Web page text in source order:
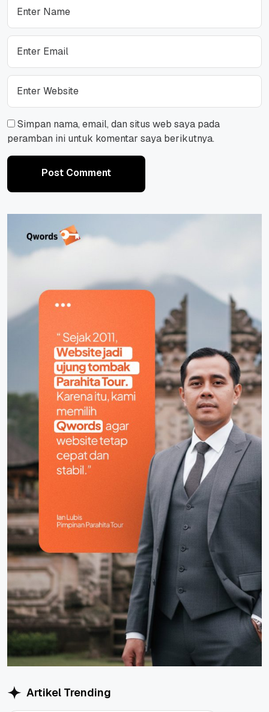
Simpan nama, email, dan situs web saya pada
peramban ini untuk komentar saya berikutnya.
Post Comment
Artikel Trending